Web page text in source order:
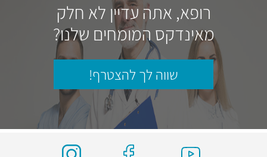
רופא, אתה עדיין לא חלק
מאינדקס המומחים שלנו?
שווה לך להצטרף!